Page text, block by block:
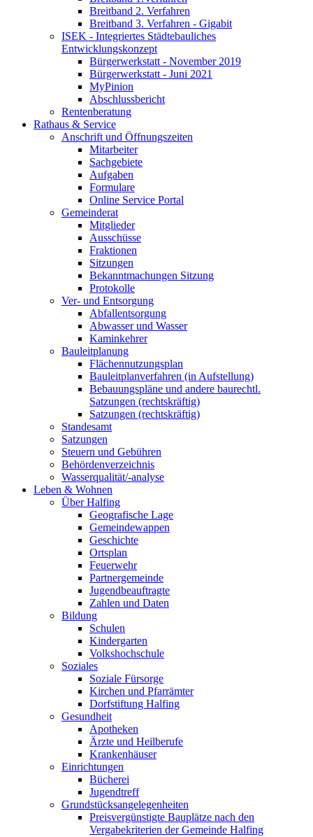
Breitband 2. Verfahren
Breitband 3. Verfahren - Gigabit
ISEK - Integriertes Städtebauliches
Entwicklungskonzept
Bürgerwerkstatt - November 2019
Bürgerwerkstatt - Juni 2021
MyPinion
Abschlussbericht
Rentenberatung
Rathaus & Service
Anschrift und Öffnungszeiten
Mitarbeiter
Sachgebiete
Aufgaben
Formulare
Online Service Portal
Gemeinderat
Mitglieder
Ausschüsse
Fraktionen
Sitzungen
Bekanntmachungen Sitzung
Protokolle
Ver- und Entsorgung
Abfallentsorgung
Abwasser und Wasser
Kaminkehrer
Bauleitplanung
Flächennutzungsplan
Bauleitplanverfahren (in Aufstellung)
Bebauungspläne und andere baurechtl.
Satzungen (rechtskräftig)
Satzungen (rechtskräftig)
Standesamt
Satzungen
Steuern und Gebühren
Behördenverzeichnis
Wasserqualität/-analyse
Leben & Wohnen
Über Halfing
Geografische Lage
Gemeindewappen
Geschichte
Ortsplan
Feuerwehr
Partnergemeinde
Jugendbeauftragte
Zahlen und Daten
Bildung
Schulen
Kindergarten
Volkshochschule
Soziales
Soziale Fürsorge
Kirchen und Pfarrämter
Dorfstiftung Halfing
Gesundheit
Apotheken
Ärzte und Heilberufe
Krankenhäuser
Einrichtungen
Bücherei
Jugendtreff
Grundstücksangelegenheiten
Preisvergünstigte Bauplätze nach den
Vergabekriterien der Gemeinde Halfing